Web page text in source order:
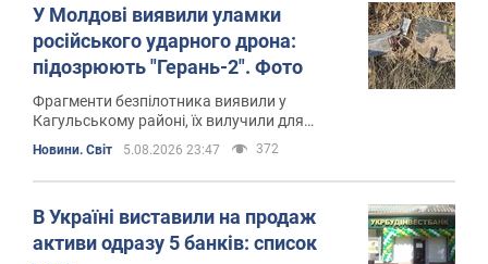
У Молдові виявили уламки
російського ударного дрона:
підозрюють "Герань-2". Фото
Фрагменти безпілотника виявили у
Кагульському районі, їх вилучили для
проведення експертиз
Новини. Світ 5.08.2026 23:47 372
В Україні виставили на продаж
активи одразу 5 банків: список